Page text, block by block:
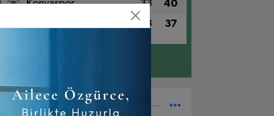
Konyaspor 33 40
33 37
Süper Lig Fikstür